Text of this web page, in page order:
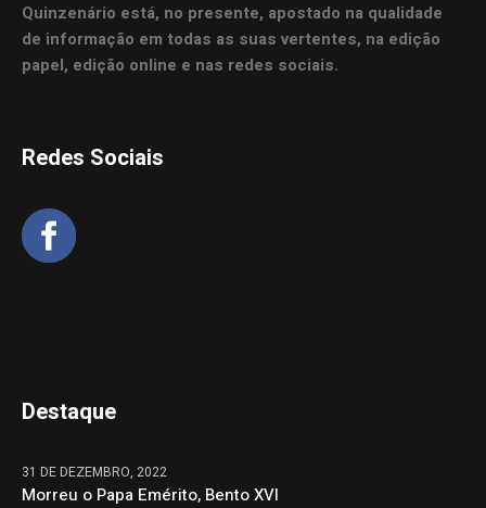
Quinzenário está, no presente, apostado na qualidade
de informação em todas as suas vertentes, na edição
papel, edição online e nas redes sociais.
Redes Sociais
Destaque
31 DE DEZEMBRO, 2022
Morreu o Papa Emérito, Bento XVI